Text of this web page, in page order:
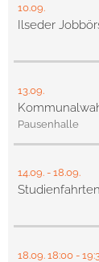
10.09.
Ilseder
13.09.
Pausenhalle
14.09. - 18.09.
18.09. 18:00 -